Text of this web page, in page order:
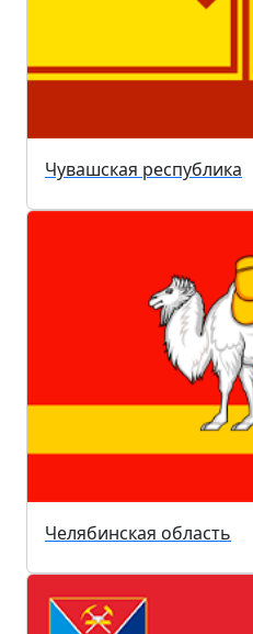
Чувашская республика
Челябинская область